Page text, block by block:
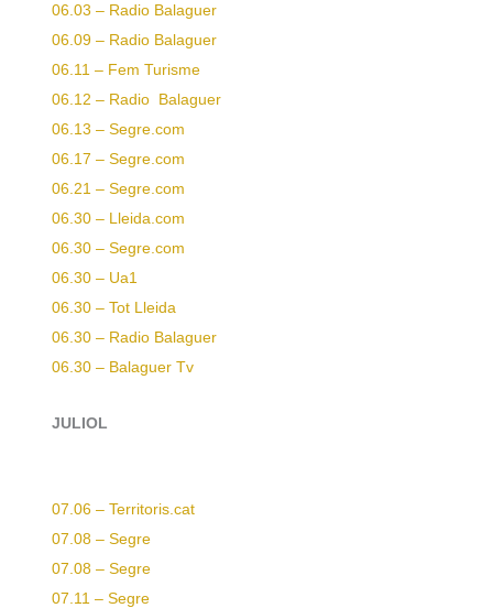
06.03 – Radio Balaguer
06.09 – Radio Balaguer
06.11 – Fem Turisme
06.12 – Radio Balaguer
06.13 – Segre.com
06.17 – Segre.com
06.21 – Segre.com
06.30 – Lleida.com
06.30 – Segre.com
06.30 – Ua1
06.30 – Tot Lleida
06.30 – Radio Balaguer
06.30 – Balaguer Tv
JULIOL
07.06 – Territoris.cat
07.08 – Segre
07.08 – Segre
07.11 – Segre